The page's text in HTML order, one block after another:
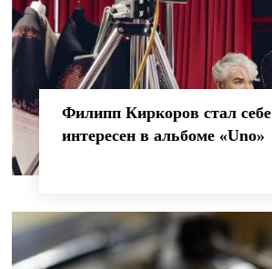
Филипп Киркоров стал себе
интересен в альбоме «Uno»